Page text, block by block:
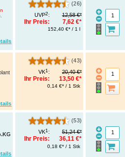
(26)
UVP2: 12,58 €*
Ihr Preis: 7,62 €*
152,40 €* / 1 l
(43)
VK1 : 20,40 €*
Ihr Preis: 13,50 €*
0,14 €* / 1 Stk
(53)
VK1: 51,24 €*
Ihr Preis: 36,11 €*
0,18 €* / 1 Stk